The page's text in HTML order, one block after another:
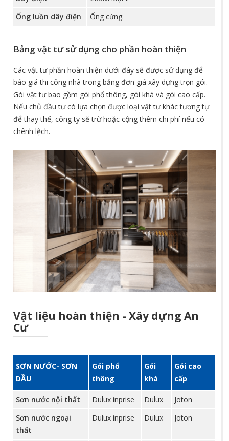
Ống luồn dây điện
Ống cứng.
Bảng vật tư sử dụng cho phần hoàn thiện
Các vật tư phần hoàn thiện dưới đây sẽ được sử dụng để
báo giá thi công nhà trong bảng đơn giá xây dựng trọn gói.
Gói vật tư bao gồm gói phổ thông, gói khá và gói cao cấp.
Nếu chủ đầu tư có lựa chọn được loại vật tư khác tương tự
để thay thế, công ty sẽ trừ hoặc cộng thêm chi phí nếu có
chênh lệch.
Vật liệu hoàn thiện - Xây dựng An
Cư
SƠN NƯỚC- SƠN
DẦU
Gói phổ
thông
Gói
khá
Gói cao
cấp
Sơn nước nội thất Dulux inprise Dulux
Joton
Sơn nước ngoại
thất
Dulux inprise Dulux Joton